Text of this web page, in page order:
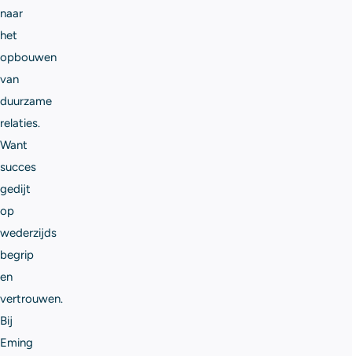
naar
het
opbouwen
van
duurzame
relaties.
Want
succes
gedijt
op
wederzijds
begrip
en
vertrouwen.
Bij
Eming